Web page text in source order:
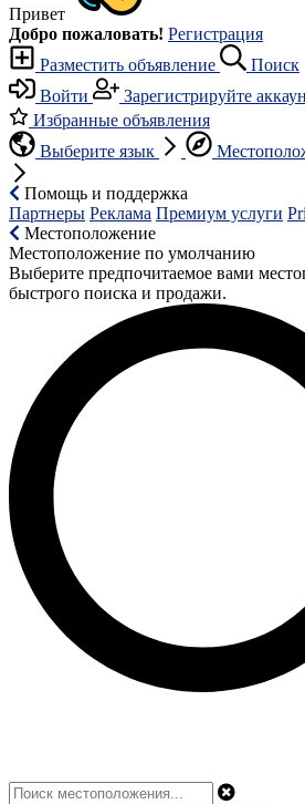
Привет
Добро пожаловать! Регистрация
Разместить объявление
Поиск
Войти
Зарегистрируйте
Избранные объявления
Выберите язык
Помощь и поддержка
Партнеры Реклама Премиум услуги
Местоположение
Местоположение по умолчанию
Выберите предпочитаемое вами
быстрого поиска и продажи.